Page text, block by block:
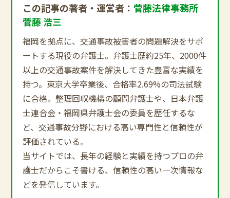
この記事の著者・運営者： 菅藤法律事務所
菅藤 浩三
福岡を拠点に、交通事故被害者の問題解決をサポ
ートする現役の弁護士。弁護士歴約25年、2000件
以上の交通事故案件を解決してきた豊富な実績を
持つ。東京大学卒業後、合格率2.69%の司法試験
に合格。整理回収機構の顧問弁護士や、日本弁護
士連合会・福岡県弁護士会の委員を歴任するな
ど、交通事故分野における高い専門性と信頼性が
評価されている。
当サイトでは、長年の経験と実績を持つプロの弁
護士だからこそ書ける、信頼性の高い一次情報な
どを発信しています。